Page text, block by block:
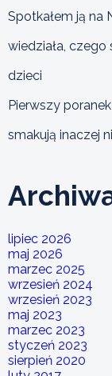
Spotkałem ją na
wiedziała,
dzieci
Pierwszy
smakują inaczej
lipiec 2026
maj 2026
marzec 2025
wrzesień 2024
wrzesień 2023
maj 2023
marzec 2023
styczeń 2023
sierpień 2020